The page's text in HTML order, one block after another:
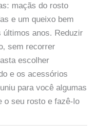
maçãs do rosto
e um queixo bem
últimos anos. Reduzir
sem recorrer
escolher
e os acessórios
para você algumas
o seu rosto e fazê-lo